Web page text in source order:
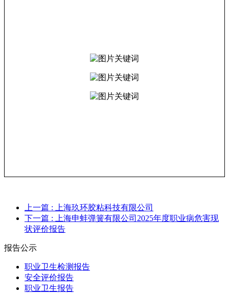
上一篇 : 上海玖环胶粘科技有限公司
下一篇 : 上海申蚌弹簧有限公司2025年度职业病危害现
状评价报告
报告公示
职业卫生检测报告
安全评价报告
职业卫生报告